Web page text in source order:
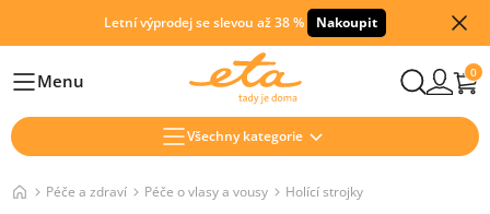
Letní výprodej se slevou až 38 % Nakoupit
HlavníMenu 0
Všechny kategorie
Péče a zdraví Péče o vlasy a vousy Holící strojky